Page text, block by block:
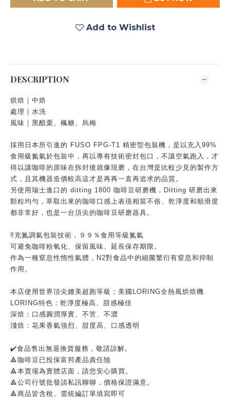
Add to Wishlist
DESCRIPTION
烘焙｜中焙
處理｜水洗
風味｜黑醋栗、楓糖、烏梅
採用日本所引進的 FUSO FPG-T1 精密型包裝機，是以充入99%
食用級氮氣於包裝中，再以專有技術密封包口，不讓空氣跑入，才
得以讓咖啡的原味在拆封後就像現磨，在台灣是比較少見的製作方
式，且其機器造價較高這才是再再一直再追求的品質。
另使用瑞士進口的 ditting 1800 咖啡豆研磨機，Ditting 研磨出來
顆粒均勻，萃取出來的咖啡口感上表現相當不俗、乾淨度和順滑度
都非常好，也是一台頂尖的咖啡豆研磨器具。
‼️充氮調氣包裝技術，９９％食用等級氮氣
可避免咖啡粉氧化、保留風味、延長保存期限。
作為一種窒息性惰性氣體，N2對食品中的細菌繁衍有窒息和抑制
作用。
本店使用世界頂尖媲美超跑等級；美國LORING全熱風烘焙機
LORING特色：乾淨度極高、甜感極佳
深焙：口感圓潤厚實、不苦、不澀
淺焙：花果香氣強烈、甜度高、口感透明
✔️食品售出無退換貨服務，敬請諒解。
🔺咖啡豆已投保富邦產品責任險
🔺本賣場為實體店面，請您安心購買。
🔺公司行號批發請私訊聊聊，價格保證滿意。
🔺商品皆含稅、需統編訂單填寫即可